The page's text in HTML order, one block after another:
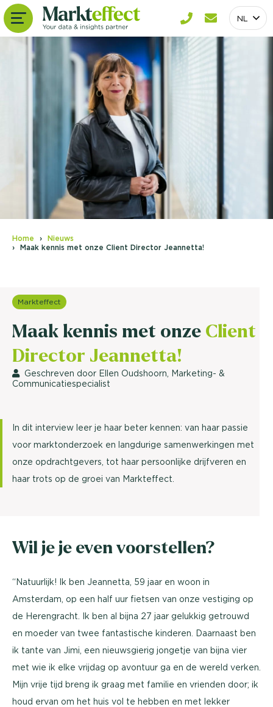
NL
Home
Nieuws
Maak kennis met onze Client Director Jeannetta!
Markteffect
Maak kennis met onze Client
Director Jeannetta!
Geschreven door Ellen Oudshoorn, Marketing- &
Communicatiespecialist
In dit interview leer je haar beter kennen: van haar passie
voor marktonderzoek en langdurige samenwerkingen met
onze opdrachtgevers, tot haar persoonlijke drijfveren en
haar trots op de groei van Markteffect.
Wil je je even voorstellen?
“Natuurlijk! Ik ben Jeannetta, 59 jaar en woon in
Amsterdam, op een half uur fietsen van onze vestiging op
de Herengracht. Ik ben al bijna 27 jaar gelukkig getrouwd
en moeder van twee fantastische kinderen. Daarnaast ben
ik tante van Jimi, een nieuwsgierig jongetje van bijna vier
met wie ik elke vrijdag op avontuur ga en de wereld verken.
Mijn vrije tijd breng ik graag met familie en vrienden door; ik
houd ervan om het huis vol te hebben en met lekker